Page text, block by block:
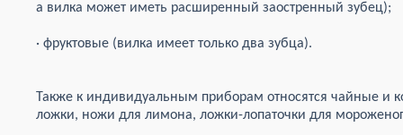
а вилка может иметь расширенный заостренный зубец);
· фруктовые (вилка имеет только два зубца).
Также к индивидуальным приборам относятся чайные
ложки, ножи для лимона, ложки-лопаточки для